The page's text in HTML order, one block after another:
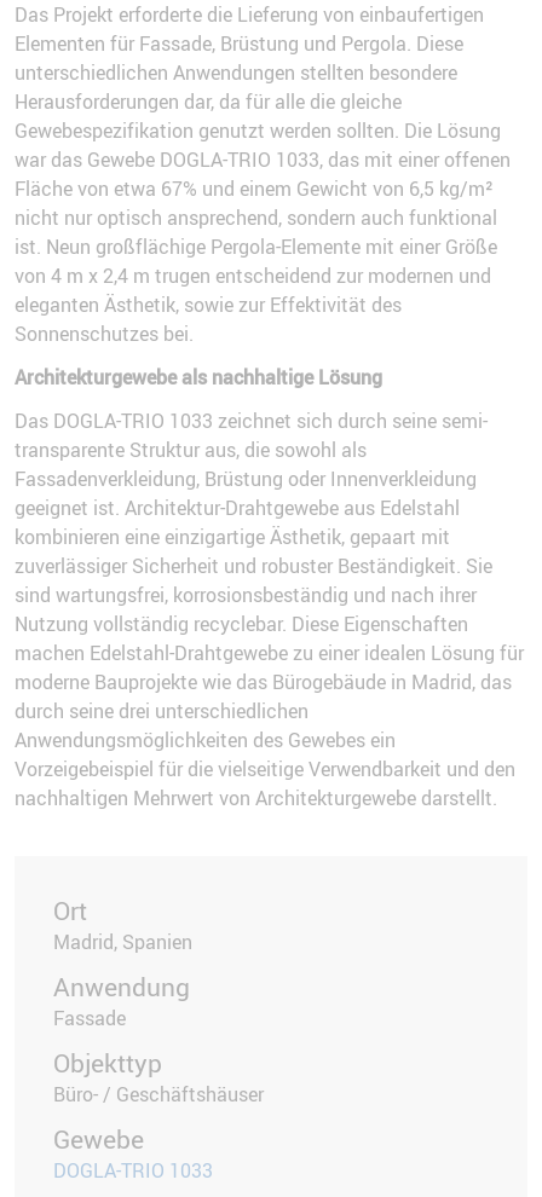
Das Projekt erforderte die Lieferung von einbaufertigen
Elementen für Fassade, Brüstung und Pergola. Diese
unterschiedlichen Anwendungen stellten besondere
Herausforderungen dar, da für alle die gleiche
Gewebespezifikation genutzt werden sollten. Die Lösung
war das Gewebe DOGLA-TRIO 1033, das mit einer offenen
Fläche von etwa 67% und einem Gewicht von 6,5 kg/m²
nicht nur optisch ansprechend, sondern auch funktional
ist. Neun großflächige Pergola-Elemente mit einer Größe
von 4 m x 2,4 m trugen entscheidend zur modernen und
eleganten Ästhetik, sowie zur Effektivität des
Sonnenschutzes bei.
Architekturgewebe als nachhaltige Lösung
Das DOGLA-TRIO 1033 zeichnet sich durch seine semi-
transparente Struktur aus, die sowohl als
Fassadenverkleidung, Brüstung oder Innenverkleidung
geeignet ist. Architektur-Drahtgewebe aus Edelstahl
kombinieren eine einzigartige Ästhetik, gepaart mit
zuverlässiger Sicherheit und robuster Beständigkeit. Sie
sind wartungsfrei, korrosionsbeständig und nach ihrer
Nutzung vollständig recyclebar. Diese Eigenschaften
machen Edelstahl-Drahtgewebe zu einer idealen Lösung für
moderne Bauprojekte wie das Bürogebäude in Madrid, das
durch seine drei unterschiedlichen
Anwendungsmöglichkeiten des Gewebes ein
Vorzeigebeispiel für die vielseitige Verwendbarkeit und den
nachhaltigen Mehrwert von Architekturgewebe darstellt.
Ort
Madrid, Spanien
Anwendung
Fassade
Objekttyp
Büro- / Geschäftshäuser
Gewebe
DOGLA-TRIO 1033